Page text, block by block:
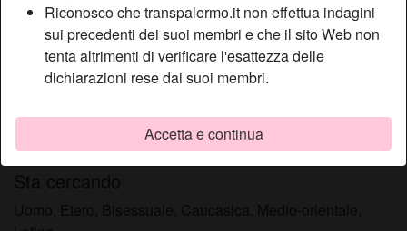
Riconosco che transpalermo.it non effettua indagini
sui precedenti dei suoi membri e che il sito Web non
tenta altrimenti di verificare l'esattezza delle
dichiarazioni rese dai suoi membri.
Accetta e continua
Descrizione
Amo moltissimo la fase dedicata ai preliminari che, più che
un percorso obbligatorio, devono rappresentare quel
prendere forma e dove i reciproci appetiti di sesso devono
aver modo di svilupparsi ancor di più.